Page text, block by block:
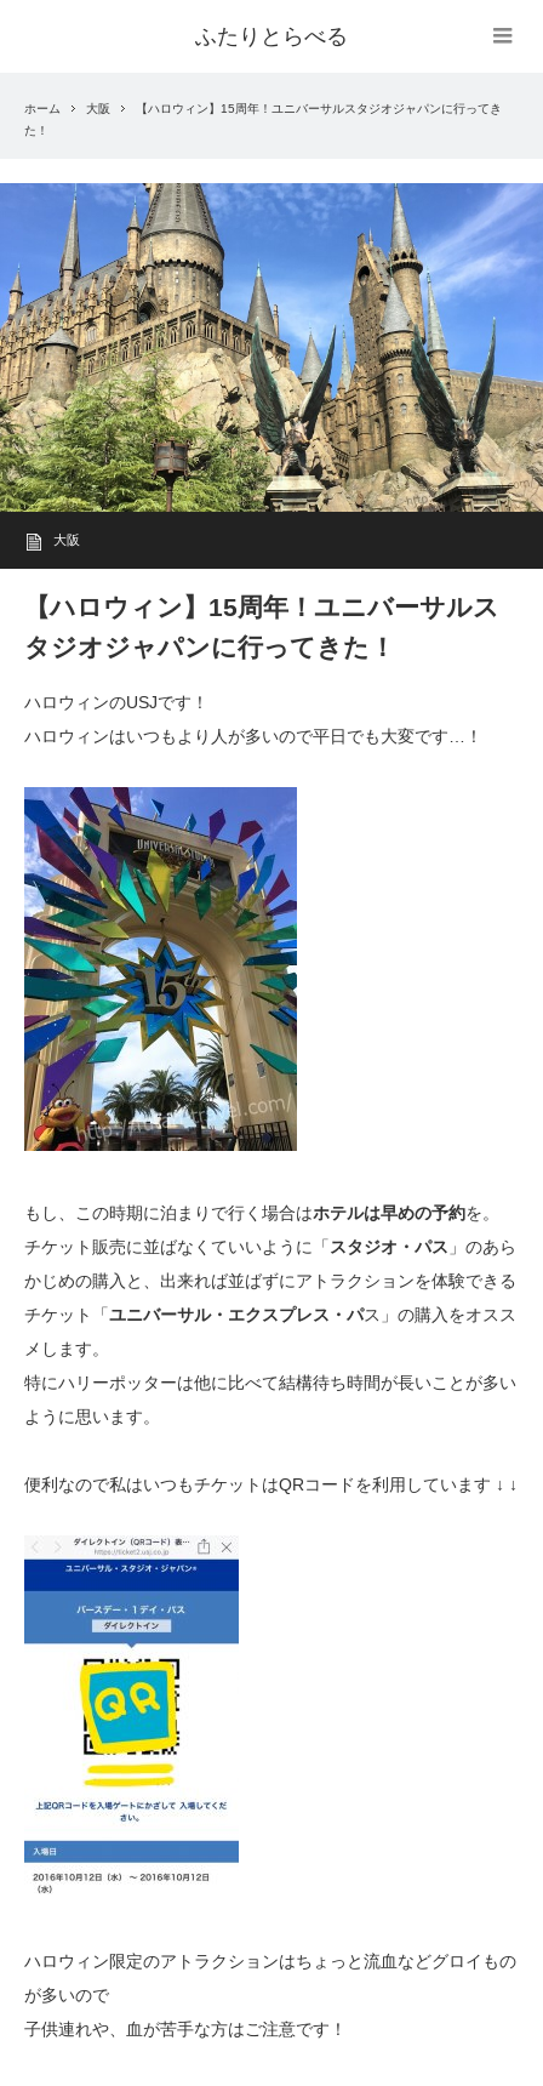
ふたりとらべる
ホーム 大阪
【ハロウィン】15周年！ユニバーサルスタジオジャパンに行ってき
た！
大阪
【ハロウィン】15周年！ユニバーサルス
タジオジャパンに行ってきた！
ハロウィンのUSJです！
ハロウィンはいつもより人が多いので平日でも大変です…！
もし、この時期に泊まりで行く場合はホテルは早めの予約を。
チケット販売に並ばなくていいように「 スタジオ・パス 」のあら
かじめの購入と、出来れば並ばずにアトラクションを体験できる
チケット「ユニバーサル・エクスプレス・パス」の購入をオスス
メします。
特にハリーポッターは他に比べて結構待ち時間が長いことが多い
ように思います。
便利なので私はいつもチケットはQRコードを利用しています ↓ ↓
ハロウィン限定のアトラクションはちょっと流血などグロイもの
が多いので
子供連れや、血が苦手な方はご注意です！